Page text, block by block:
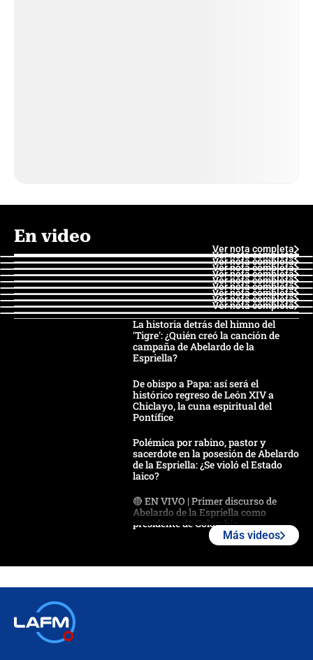
En video
Ver nota completa
Ver nota completa
Ver nota completa
Ver nota completa
Ver nota completa
Ver nota completa
Ver nota completa
Ver nota completa
Ver nota completa
Ver nota completa
La historia detrás del himno del
'Tigre': ¿Quién creó la canción de
campaña de Abelardo de la
Espriella?
De obispo a Papa: así será el
histórico regreso de León XIV a
Chiclayo, la cuna espiritual del
Pontífice
Polémica por rabino, pastor y
sacerdote en la posesión de Abelardo
de la Espriella: ¿Se violó el Estado
laico?
🔴 EN VIVO | Primer discurso de
Abelardo de la Espriella como
presidente de Colombia
Más videos